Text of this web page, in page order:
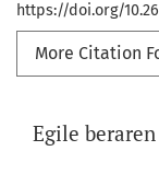
https://doi.org/
More Citation
Egile